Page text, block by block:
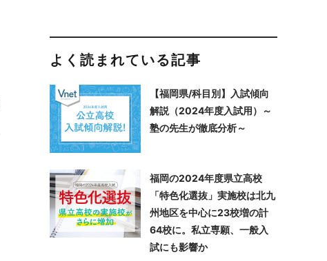
よく読まれている記事
【福岡県/科目別】入試傾向
解説（2024年度入試用）～
塾の先生が徹底分析～
福岡の2024年度県立高校
「特色化選抜」実施校は北九
州地区を中心に23校増の計
64校に。私立専願、一般入
試にも影響か